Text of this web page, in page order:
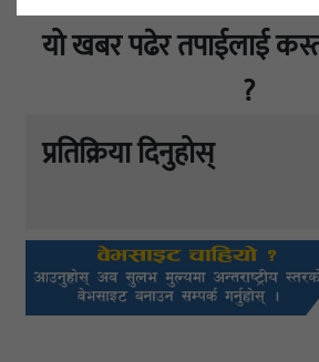
यो खबर पढेर तपाईलाई
?
प्रतिक्रिया दिनुहोस्